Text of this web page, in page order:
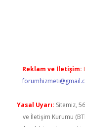
Reklam ve İletişim:
Yasal Uyarı: Sitemiz,
ve İletişim Kurumu